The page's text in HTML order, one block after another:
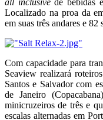
all inclusivede bebidas
Localizado na proa da
em suas três andares e 82
Com capacidade para
Seaview realizará
Santos e Salvador com
de Janeiro
minicruzeiros de três e
escalas alternadas em